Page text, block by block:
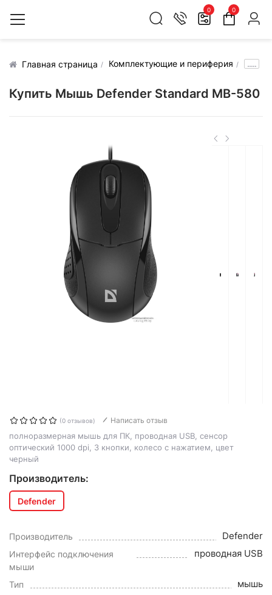
0 0
Главная страница Комплектующие и периферия .....
Купить Мышь Defender Standard MB-580
(0 отзывов) Написать отзыв
полноразмерная мышь для ПК, проводная USB, сенсор
оптический 1000 dpi, 3 кнопки, колесо с нажатием, цвет
черный
Производитель:
Defender
Производитель Defender
Интерфейс подключения
мыши
проводная USB
Тип мышь